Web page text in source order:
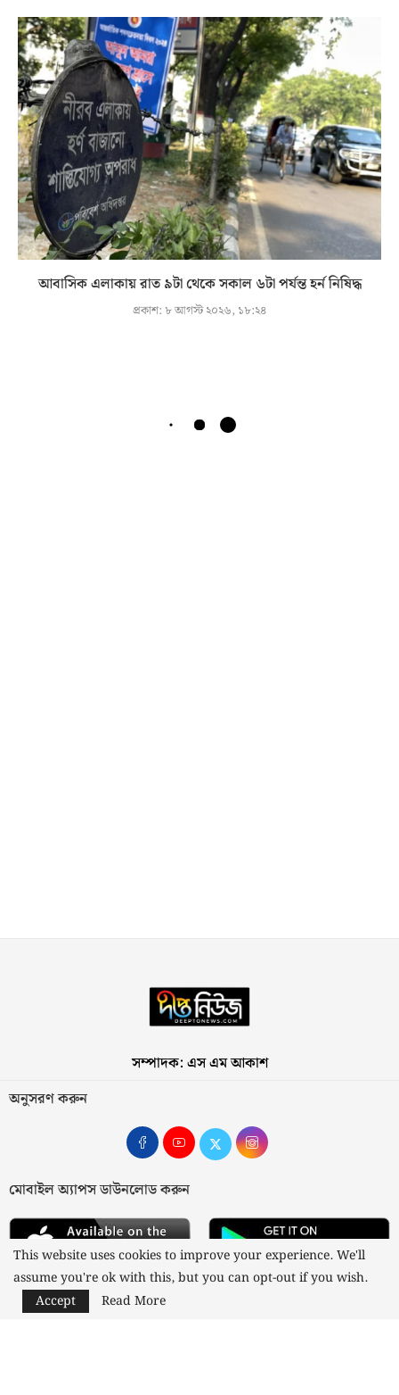
আবাসিক এলাকায় রাত ৯টা থেকে সকাল ৬টা পর্যন্ত হর্ন নিষিদ্ধ
প্রকাশ: ৮ আগস্ট ২০২৬, ১৮:২৪
সম্পাদক: এস এম আকাশ
অনুসরণ করুন
মোবাইল অ্যাপস ডাউনলোড করুন
This website uses cookies to improve your experience. We'll
assume you're ok with this, but you can opt-out if you wish.
Accept
Read More